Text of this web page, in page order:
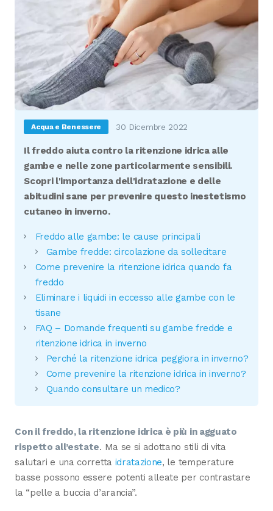
Acqua e Benessere 30 Dicembre 2022
Il freddo aiuta contro la ritenzione idrica alle
gambe e nelle zone particolarmente sensibili.
Scopri l'importanza dell'idratazione e delle
abitudini sane per prevenire questo inestetismo
cutaneo in inverno.
Freddo alle gambe: le cause principali
Gambe fredde: circolazione da sollecitare
Come prevenire la ritenzione idrica quando fa
freddo
Eliminare i liquidi in eccesso alle gambe con le
tisane
FAQ – Domande frequenti su gambe fredde e
ritenzione idrica in inverno
Perché la ritenzione idrica peggiora in inverno?
Come prevenire la ritenzione idrica in inverno?
Quando consultare un medico?
Con il freddo, la ritenzione idrica è più in agguato
rispetto all’estate. Ma se si adottano stili di vita
salutari e una corretta idratazione, le temperature
basse possono essere potenti alleate per contrastare
la “pelle a buccia d’arancia”.